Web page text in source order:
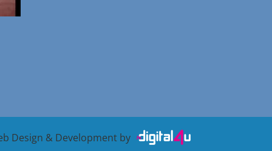
Design & Development by